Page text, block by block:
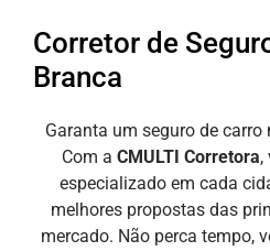
Corretor de
Branca
Garanta um seguro de
Com a CMULTI Corretora,
especializado em cada
melhores propostas das
mercado. Não perca tempo,